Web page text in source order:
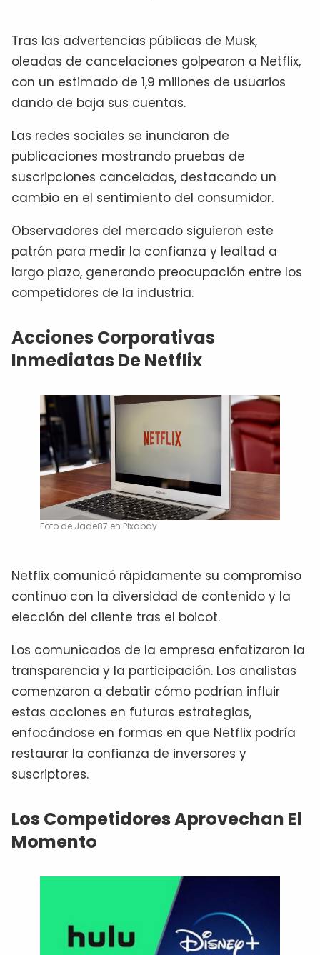
Tras las advertencias públicas de Musk,
oleadas de cancelaciones golpearon a Netflix,
con un estimado de 1,9 millones de usuarios
dando de baja sus cuentas.
Las redes sociales se inundaron de
publicaciones mostrando pruebas de
suscripciones canceladas, destacando un
cambio en el sentimiento del consumidor.
Observadores del mercado siguieron este
patrón para medir la confianza y lealtad a
largo plazo, generando preocupación entre los
competidores de la industria.
Acciones Corporativas
Inmediatas De Netflix
Foto de Jade87 en Pixabay
Netflix comunicó rápidamente su compromiso
continuo con la diversidad de contenido y la
elección del cliente tras el boicot.
Los comunicados de la empresa enfatizaron la
transparencia y la participación. Los analistas
comenzaron a debatir cómo podrían influir
estas acciones en futuras estrategias,
enfocándose en formas en que Netflix podría
restaurar la confianza de inversores y
suscriptores.
Los Competidores Aprovechan El
Momento